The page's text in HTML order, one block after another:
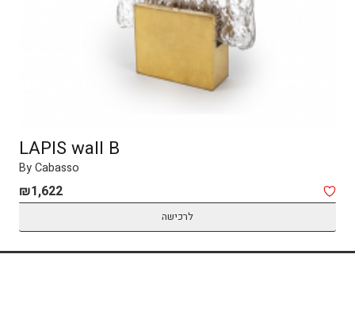
LAPIS wall B
By Cabasso
₪1,622
לרכישה